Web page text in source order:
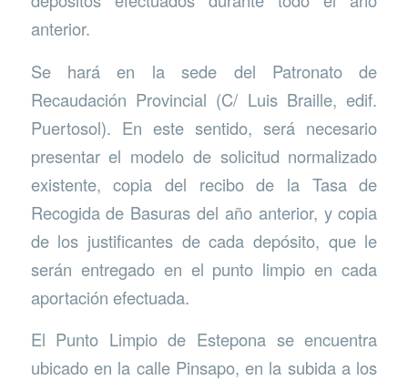
anterior.
Se hará en la sede del Patronato de
Recaudación Provincial (C/ Luis Braille, edif.
Puertosol). En este sentido, será necesario
presentar el modelo de solicitud normalizado
existente, copia del recibo de la Tasa de
Recogida de Basuras del año anterior, y copia
de los justificantes de cada depósito, que le
serán entregado en el punto limpio en cada
aportación efectuada.
El Punto Limpio de Estepona se encuentra
ubicado en la calle Pinsapo, en la subida a los